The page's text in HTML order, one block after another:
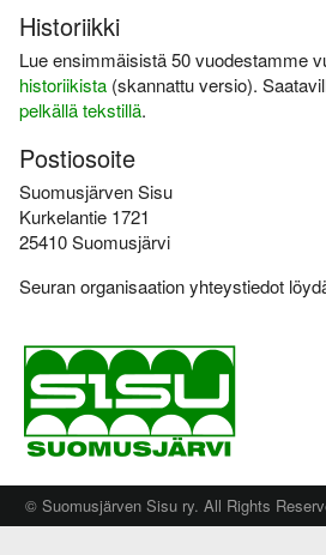
Varsinais-Suomen AM-
keskimatka 3.6.2018
Tulosarkisto
Ylläpito
Historiikki
Lue ensimmäisistä 50 vuodestamme
historiikista (skannattu versio).
pelkällä tekstillä.
Postiosoite
Suomusjärven Sisu
Kurkelantie 1721
25410 Suomusjärvi
Seuran organisaation yhteystiedot
© Suomusjärven Sisu ry. All Rights